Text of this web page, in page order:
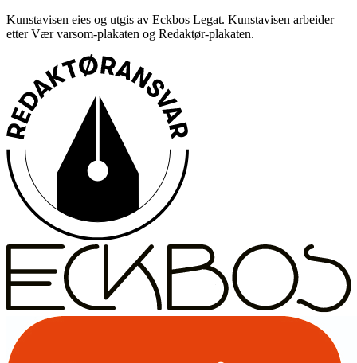
Kunstavisen eies og utgis av Eckbos Legat. Kunstavisen arbeider
etter Vær varsom-plakaten og Redaktør-plakaten.